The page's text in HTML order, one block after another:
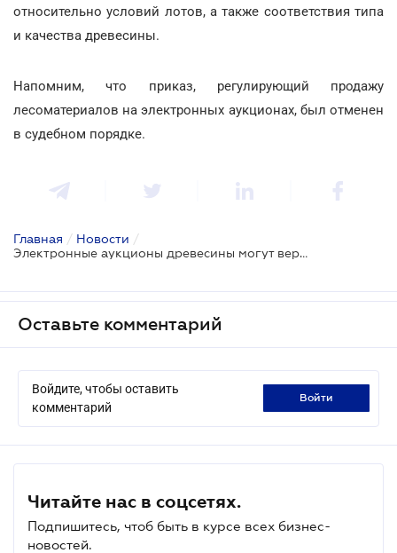
относительно условий лотов, а также соответствия типа
и качества древесины.
Напомним, что приказ, регулирующий продажу
лесоматериалов на электронных аукционах, был отменен
в судебном порядке.
Главная / Новости /
Электронные аукционы древесины могут вернуть
Оставьте комментарий
Войдите, чтобы оставить
комментарий
войти
Читайте нас в соцсетях.
Подпишитесь, чтоб быть в курсе всех бизнес-
новостей.